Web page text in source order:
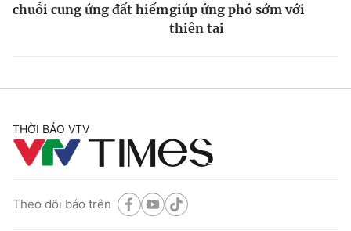
chuỗi cung ứng đất hiếmgiúp ứng phó sớm với
thiên tai
THỜI BÁO VTV
Theo dõi báo trên